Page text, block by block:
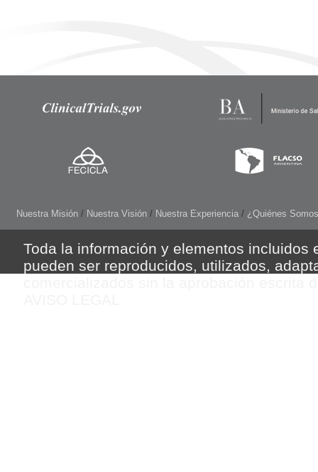
Nuestra Misión/ Nuestra Visión/ Nuestra Experiencia/ ¿Quiénes
Toda la información y elementos incluidos
pueden ser reproducidos, utilizados,